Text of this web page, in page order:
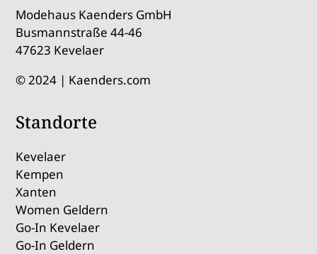
Modehaus Kaenders GmbH
Busmannstraße 44-46
47623 Kevelaer
© 2024 | Kaenders.com
Standorte
Kevelaer
Kempen
Xanten
Women Geldern
Go-In Kevelaer
Go-In Geldern